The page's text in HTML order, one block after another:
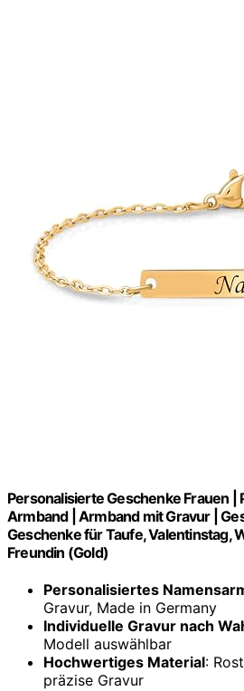
Personalisierte Geschenke Frauen |
Armband | Armband mit Gravur |
Geschenke für Taufe, Valentinstag,
Freundin (Gold)
Personalisiertes
Gravur, Made in Germany
Individuelle Gravur nach
Modell auswählbar
Hochwertiges Material:
präzise Gravur